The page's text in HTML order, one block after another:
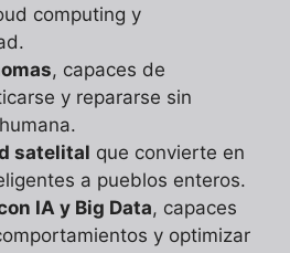
computing y
, capaces de
y repararse sin
satelital que convierte en
a pueblos enteros.
IA y Big Data, capaces
y optimizar